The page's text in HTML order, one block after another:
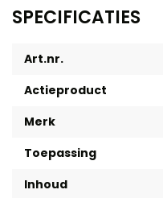
SPECIFICATIES
Art.nr.
Actieproduct
Merk
Toepassing
Inhoud